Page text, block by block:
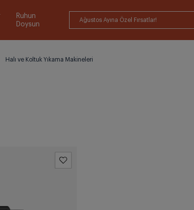
Ruhun
Doysun
Ağustos Ayına Özel Fırsatlar!
Halı ve Koltuk Yıkama Makineleri